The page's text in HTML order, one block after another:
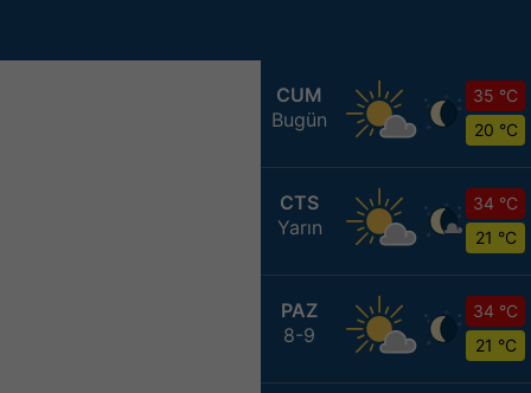
CUM
Bugün
35 °C
20 °C
CTS
Yarın
34 °C
21 °C
PAZ
8-9
34 °C
21 °C